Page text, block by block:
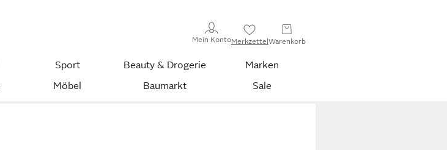
Mein KontoMerkzettelWarenkorb
Sport Beauty & Drogerie
Marken
Möbel Baumarkt Sale